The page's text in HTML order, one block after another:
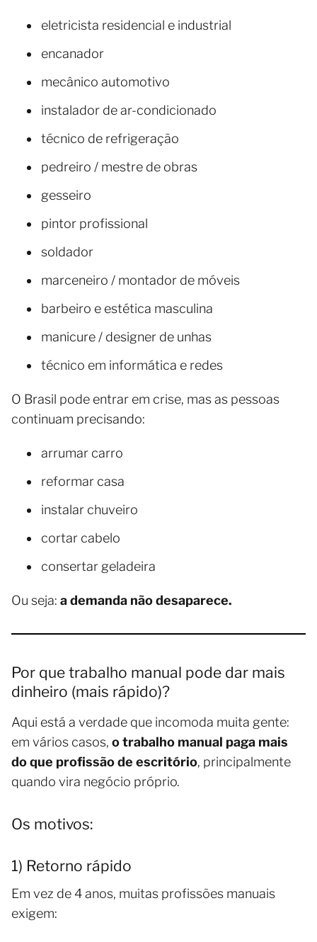
eletricista residencial e industrial
encanador
mecânico automotivo
instalador de ar-condicionado
técnico de refrigeração
pedreiro / mestre de obras
gesseiro
pintor profissional
soldador
marceneiro / montador de móveis
barbeiro e estética masculina
manicure / designer de unhas
técnico em informática e redes
O Brasil pode entrar em crise, mas as pessoas
continuam precisando:
arrumar carro
reformar casa
instalar chuveiro
cortar cabelo
consertar geladeira
Ou seja: a demanda não desaparece.
Por que trabalho manual pode dar mais
dinheiro (mais rápido)?
Aqui está a verdade que incomoda muita gente:
em vários casos, o trabalho manual paga mais
do que profissão de escritório, principalmente
quando vira negócio próprio.
Os motivos:
1) Retorno rápido
Em vez de 4 anos, muitas profissões manuais
exigem: